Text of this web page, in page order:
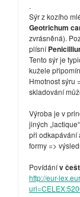
.
Sýr z kozího
Geotrichum
zvrásněná).
plísní
Tento sýr je
kužele
Hmotnost sýru
skladování
Výroba je v
jiných
při odkapávání
formy =>
Povídánív
http://eur-